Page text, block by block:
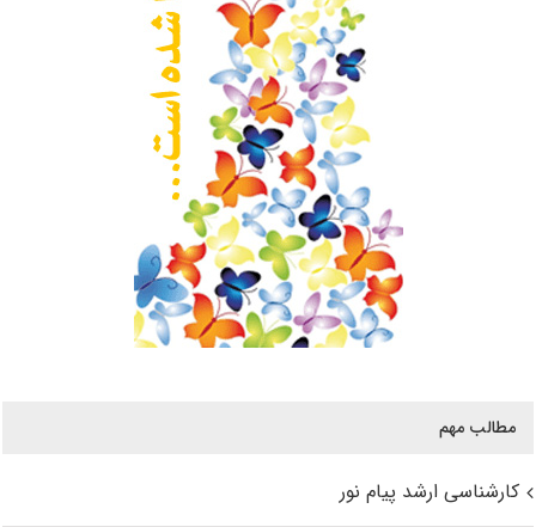
مطالب مهم
کارشناسی ارشد پیام نور